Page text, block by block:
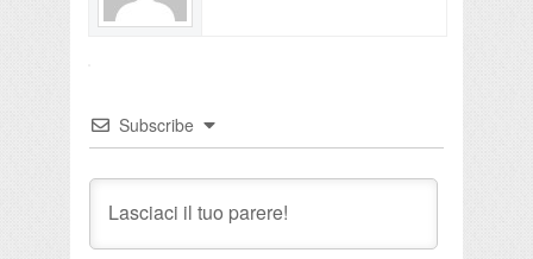
Subscribe